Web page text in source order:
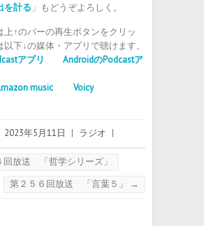
を計る 」もどうぞよろしく。
上↑のバーの再生ボタンをクリッ
以下↓の媒体・アプリで聴けます。
アプリ
AndroidのPodcastア
music
Voicy
2023年5月11日 | ラジオ |
回放送 「哲学シリーズ」
第２５６回放送 「言葉５」
→